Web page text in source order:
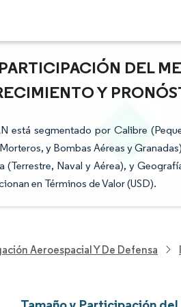
DEL
Y
está segmentado por Calibre
y Bombas Aéreas y
(Terrestre, Naval y Aérea), y
en Términos de Valor (USD).
Aeroespacial Y De Defensa